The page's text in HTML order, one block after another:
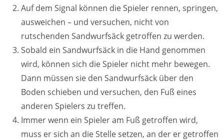
Auf dem Signal können die Spieler rennen, springen,
ausweichen – und versuchen, nicht von
rutschenden Sandwurfsäck getroffen zu werden.
Sobald ein Sandwurfsäck in die Hand genommen
wird, können sich die Spieler nicht mehr bewegen.
Dann müssen sie den Sandwurfsäck über den
Boden schieben und versuchen, den Fuß eines
anderen Spielers zu treffen.
Immer wenn ein Spieler am Fuß getroffen wird,
muss er sich an die Stelle setzen, an der er getroffen